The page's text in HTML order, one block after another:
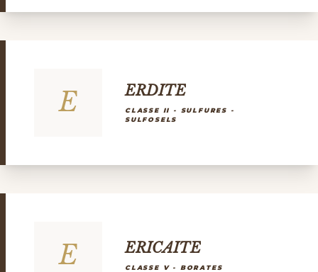
E ERDITE
CLASSE II - SULFURES -
SULFOSELS
E ERICAITE
CLASSE V - BORATES